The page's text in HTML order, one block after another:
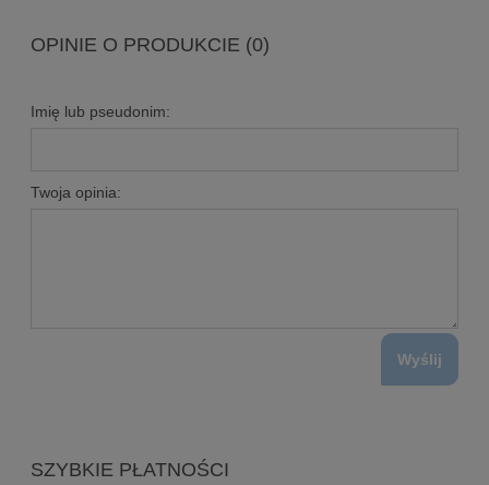
OPINIE O PRODUKCIE (0)
Imię lub pseudonim:
Twoja opinia:
Wyślij
SZYBKIE PŁATNOŚCI